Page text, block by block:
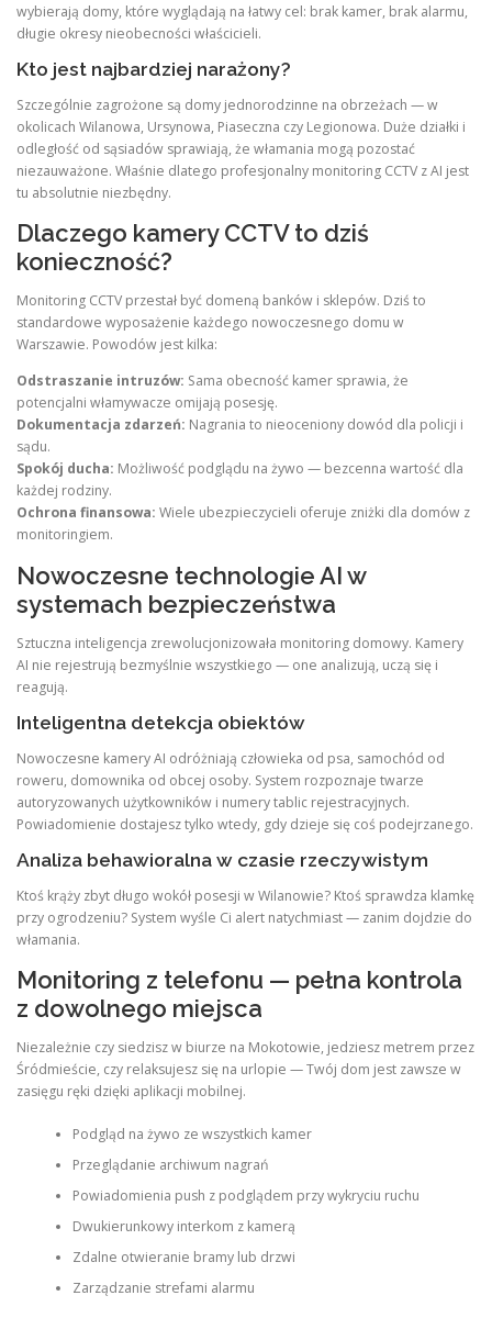
wybierają domy, które wyglądają na łatwy cel: brak kamer, brak alarmu,
długie okresy nieobecności właścicieli.
Kto jest najbardziej narażony?
Szczególnie zagrożone są domy jednorodzinne na obrzeżach — w
okolicach Wilanowa, Ursynowa, Piaseczna czy Legionowa. Duże działki i
odległość od sąsiadów sprawiają, że włamania mogą pozostać
niezauważone. Właśnie dlatego profesjonalny monitoring CCTV z AI jest
tu absolutnie niezbędny.
Dlaczego kamery CCTV to dziś
konieczność?
Monitoring CCTV przestał być domeną banków i sklepów. Dziś to
standardowe wyposażenie każdego nowoczesnego domu w
Warszawie. Powodów jest kilka:
Odstraszanie intruzów: Sama obecność kamer sprawia, że
potencjalni włamywacze omijają posesję.
Dokumentacja zdarzeń: Nagrania to nieoceniony dowód dla policji i
sądu.
Spokój ducha: Możliwość podglądu na żywo — bezcenna wartość dla
każdej rodziny.
Ochrona finansowa: Wiele ubezpieczycieli oferuje zniżki dla domów z
monitoringiem.
Nowoczesne technologie AI w
systemach bezpieczeństwa
Sztuczna inteligencja zrewolucjonizowała monitoring domowy. Kamery
AI nie rejestrują bezmyślnie wszystkiego — one analizują, uczą się i
reagują.
Inteligentna detekcja obiektów
Nowoczesne kamery AI odróżniają człowieka od psa, samochód od
roweru, domownika od obcej osoby. System rozpoznaje twarze
autoryzowanych użytkowników i numery tablic rejestracyjnych.
Powiadomienie dostajesz tylko wtedy, gdy dzieje się coś podejrzanego.
Analiza behawioralna w czasie rzeczywistym
Ktoś krąży zbyt długo wokół posesji w Wilanowie? Ktoś sprawdza klamkę
przy ogrodzeniu? System wyśle Ci alert natychmiast — zanim dojdzie do
włamania.
Monitoring z telefonu — pełna kontrola
z dowolnego miejsca
Niezależnie czy siedzisz w biurze na Mokotowie, jedziesz metrem przez
Śródmieście, czy relaksujesz się na urlopie — Twój dom jest zawsze w
zasięgu ręki dzięki aplikacji mobilnej.
Podgląd na żywo ze wszystkich kamer
Przeglądanie archiwum nagrań
Powiadomienia push z podglądem przy wykryciu ruchu
Dwukierunkowy interkom z kamerą
Zdalne otwieranie bramy lub drzwi
Zarządzanie strefami alarmu